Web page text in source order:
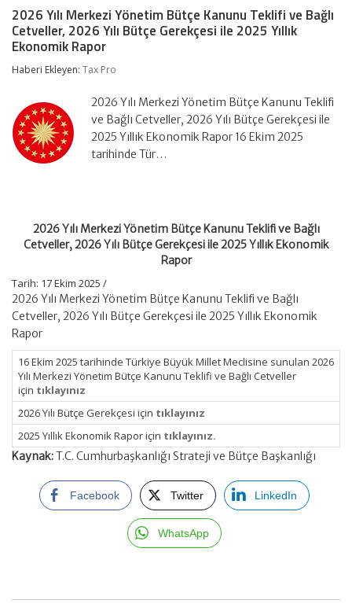
Merkezi
Yönetim
Bütçe
Kanunu
Teklifi
Cetveller,
2026
Yılı
Bütçe
Rapor
için
2026 Yılı Merkezi Yönetim Bütçe Kanunu Teklifi ve Bağlı
Cetveller, 2026 Yılı Bütçe Gerekçesi ile 2025 Yıllık
Ekonomik Rapor
Haberi Ekleyen: Tax Pro
2026 Yılı Merkezi Yönetim Bütçe Kanunu Teklifi
ve Bağlı Cetveller, 2026 Yılı Bütçe Gerekçesi ile
2025 Yıllık Ekonomik Rapor 16 Ekim 2025
tarihinde Tür…
2026 Yılı Merkezi Yönetim Bütçe Kanunu Teklifi ve Bağlı
Cetveller, 2026 Yılı Bütçe Gerekçesi ile 2025 Yıllık Ekonomik
Rapor
Tarih: 17 Ekim 2025 /
2026 Yılı Merkezi Yönetim Bütçe Kanunu Teklifi ve Bağlı
Cetveller, 2026 Yılı Bütçe Gerekçesi ile 2025 Yıllık Ekonomik
Rapor
16 Ekim 2025 tarihinde Türkiye Büyük Millet Meclisine sunulan 2026
Yılı Merkezi Yönetim Bütçe Kanunu Teklifi ve Bağlı Cetveller
için tıklayınız
2026 Yılı Bütçe Gerekçesi için tıklayınız
2025 Yıllık Ekonomik Rapor için tıklayınız.
Kaynak:T.C. Cumhurbaşkanlığı Strateji ve Bütçe Başkanlığı
Facebook Twitter LinkedIn
WhatsApp